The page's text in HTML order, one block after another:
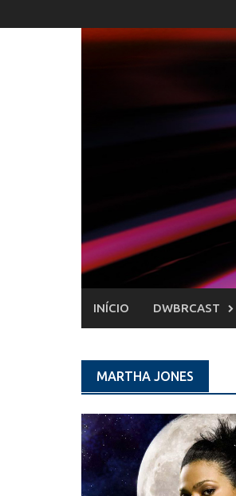
to
INÍCIO DWBRCAST
MARTHA JONES